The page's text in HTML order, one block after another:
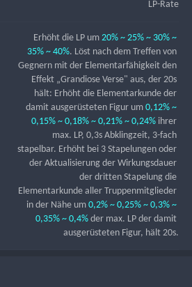
LP-Rate
Erhöht die LP um 20% ~ 25% ~ 30% ~
35% ~ 40%. Löst nach dem Treffen von
Gegnern mit der Elementarfähigkeit den
Effekt „Grandiose Verse" aus, der 20s
hält: Erhöht die Elementarkunde der
damit ausgerüsteten Figur um 0,12% ~
0,15% ~ 0,18% ~ 0,21% ~ 0,24% ihrer
max. LP, 0,3s Abklingzeit, 3-fach
stapelbar. Erhöht bei 3 Stapelungen oder
der Aktualisierung der Wirkungsdauer
der dritten Stapelung die
Elementarkunde aller Truppenmitglieder
in der Nähe um 0,2% ~ 0,25% ~ 0,3% ~
0,35% ~ 0,4% der max. LP der damit
ausgerüsteten Figur, hält 20s.